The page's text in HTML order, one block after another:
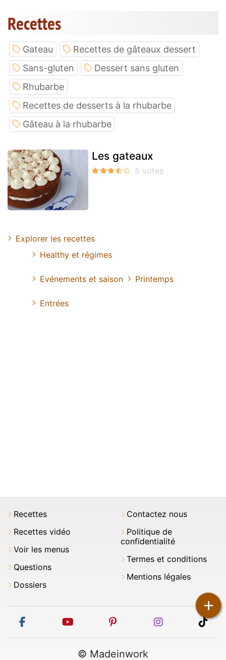
+
Recettes
Gateau
Recettes de gâteaux dessert
Sans-gluten
Dessert sans gluten
Rhubarbe
Recettes de desserts à la rhubarbe
Gâteau à la rhubarbe
Les gateaux
Explorer les recettes
Healthy et régimes
Evénements et saison Printemps
Entrées
Recettes
Recettes vidéo
Voir les menus
Questions
Dossiers
Contactez nous
Politique de
confidentialité
Termes et conditions
Mentions légales
facebook youtube pinterest instagram
© Madeinwork